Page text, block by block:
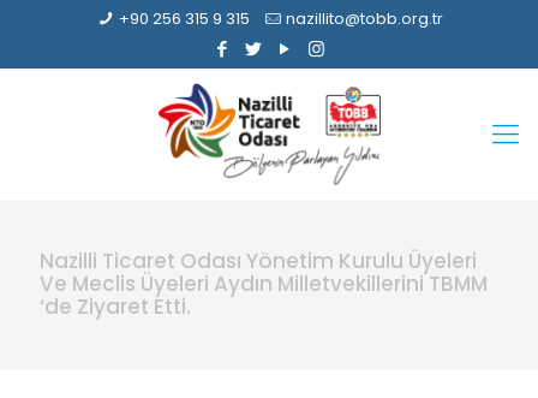
+90 256 315 9 315 nazillito@tobb.org.tr
Nazilli Ticaret Odası Yönetim Kurulu Üyeleri
Ve Meclis Üyeleri Aydın Milletvekillerini TBMM
‘de Ziyaret Etti.